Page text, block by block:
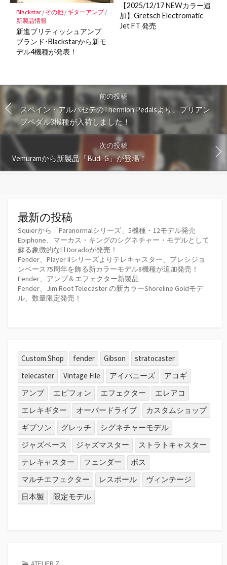
Blackstar/ その他/ ギターアンプ/
新製品情報
新進ブリティッシュアンプ
ブランド･Blackstarから新モ
デル4機種が発表！
【2025/12/17 NEWカラー追
加】Gretsch Electromatic
Jet FT 発売
前の投稿
スペイン・アルバセテのThermion Pedalsより、プリアン
プペダル3機種が入荷しました！
次の投稿
Vemuramから新製品「Budi-G」が登場！
最新の投稿
Squierから「Paranormalシリーズ」5機種・12モデル発売
Epiphone、マーカス・キングのシグネチャー・モデルとして
蘇る象徴的なEl Doradoが発売！
Fender、Player IIシリーズよりテレキャスター、プレシジョ
ンベース75周年を飾る新カラーモデル8機種が追加発売！
Fender、アンプ＆エフェクター新製品
Fender、Jim Root Telecaster の新カラーShoreline Goldモデ
ル、数量限定発売！
Custom Shop fender Gibson
stratocaster
telecaster
Vintage File アイバニーズ
アコギ
アンプ
エピフォン エフェクター
エレアコ
エレキギター
オーバードライブ
カスタムショップ
ギブソン
グレッチ
シグネチャーモデル
ジャズベース
ジャズマスター
ストラトキャスター
テレキャスター
フェンダー
ボス
マルチエフェクター
レスポール
ヴィンテージ
日本製
限定モデル